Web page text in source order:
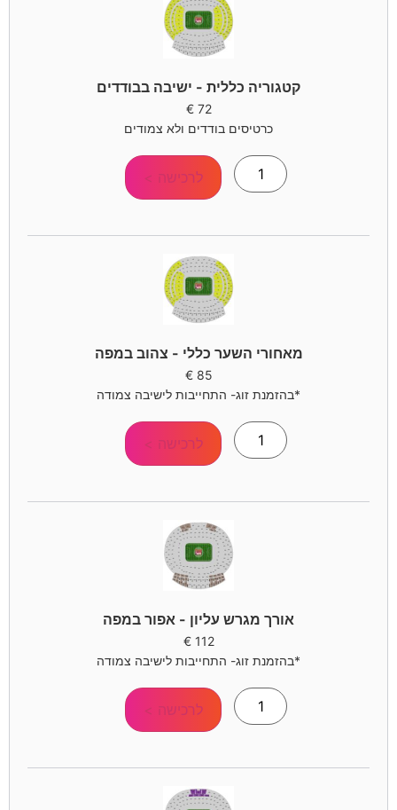
קטגוריה כללית - ישיבה בבודדים
72
€
כרטיסים בודדים ולא צמודים
לרכישה >
מאחורי השער כללי - צהוב במפה
85
€
*בהזמנת זוג- התחייבות לישיבה צמודה
לרכישה >
אורך מגרש עליון - אפור במפה
112
€
*בהזמנת זוג- התחייבות לישיבה צמודה
לרכישה >